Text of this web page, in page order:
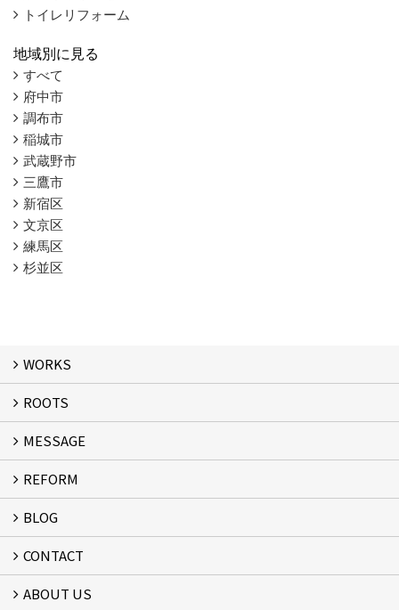
トイレリフォーム
地域別に見る
すべて
府中市
調布市
稲城市
武蔵野市
三鷹市
新宿区
文京区
練馬区
杉並区
WORKS
WORKS
ROOTS
ROOTS
MESSAGE
MESSAGE
FLOW
REFORM
リフォーム
BLOG
スタッフブログ
CONTACT
フォームで問い合わせる
ABOUT US